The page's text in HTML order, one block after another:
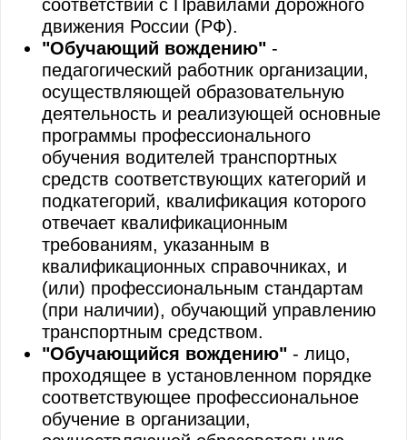
соответствии с Правилами дорожного
движения России (РФ).
"Обучающий вождению" -
педагогический работник организации,
осуществляющей образовательную
деятельность и реализующей основные
программы профессионального
обучения водителей транспортных
средств соответствующих категорий и
подкатегорий, квалификация которого
отвечает квалификационным
требованиям, указанным в
квалификационных справочниках, и
(или) профессиональным стандартам
(при наличии), обучающий управлению
транспортным средством.
"Обучающийся вождению" - лицо,
проходящее в установленном порядке
соответствующее профессиональное
обучение в организации,